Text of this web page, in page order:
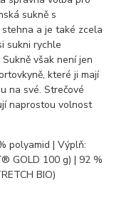
sukně s
a je také zcela
sukni rychle
však není jen
které ji mají
na své. Strečové
naprostou volnost
polyamid | Výplň:
GOLD 100 g) | 92 %
BIO)